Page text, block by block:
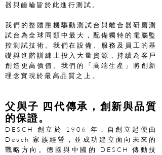
器與齒輪皆於此進行測試。
我們的整體壓機驅動測試台與離合器研磨測
試台為全球同類中最大，配備獨特的電腦監
控測試技術。我們在設備、服務及員工的基
礎與進階訓練上投入大量資源，持續為客戶
創造更高價值。我們的「高端生產」將創新
理念實現於最高品質之上。
父與子 四代傳承，創新與品質
的保證。
DESCH 創立於 1906 年，自創立起便由
Desch 家族經營，並成功建立面向未來的
戰略方向。德國與中國的 DESCH 傳動技